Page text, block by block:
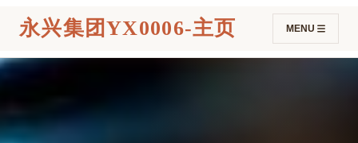
永兴集团YX0006-主页 MENU